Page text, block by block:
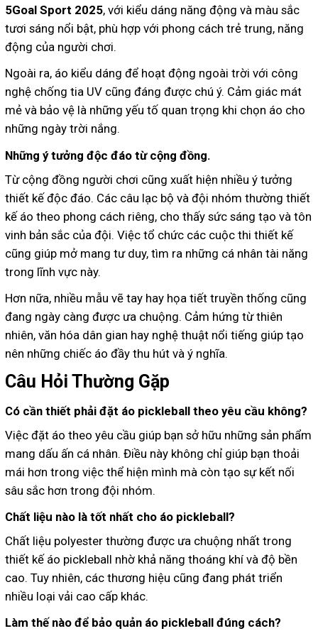
5Goal Sport 2025, với kiểu dáng năng động và màu sắc
tươi sáng nổi bật, phù hợp với phong cách trẻ trung, năng
động của người chơi.
Ngoài ra, áo kiểu dáng để hoạt động ngoài trời với công
nghệ chống tia UV cũng đáng được chú ý. Cảm giác mát
mẻ và bảo vệ là những yếu tố quan trọng khi chọn áo cho
những ngày trời nắng.
Những ý tưởng độc đáo từ cộng đồng.
Từ cộng đồng người chơi cũng xuất hiện nhiều ý tưởng
thiết kế độc đáo. Các câu lạc bộ và đội nhóm thường thiết
kế áo theo phong cách riêng, cho thấy sức sáng tạo và tôn
vinh bản sắc của đội. Việc tổ chức các cuộc thi thiết kế
cũng giúp mở mang tư duy, tìm ra những cá nhân tài năng
trong lĩnh vực này.
Hơn nữa, nhiều mẫu vẽ tay hay họa tiết truyền thống cũng
đang ngày càng được ưa chuộng. Cảm hứng từ thiên
nhiên, văn hóa dân gian hay nghệ thuật nổi tiếng giúp tạo
nên những chiếc áo đầy thu hút và ý nghĩa.
Câu Hỏi Thường Gặp
Có cần thiết phải đặt áo pickleball theo yêu cầu không?
Việc đặt áo theo yêu cầu giúp bạn sở hữu những sản phẩm
mang dấu ấn cá nhân. Điều này không chỉ giúp bạn thoải
mái hơn trong việc thể hiện mình mà còn tạo sự kết nối
sâu sắc hơn trong đội nhóm.
Chất liệu nào là tốt nhất cho áo pickleball?
Chất liệu polyester thường được ưa chuộng nhất trong
thiết kế áo pickleball nhờ khả năng thoáng khí và độ bền
cao. Tuy nhiên, các thương hiệu cũng đang phát triển
nhiều loại vải cao cấp khác.
Làm thế nào để bảo quản áo pickleball đúng cách?